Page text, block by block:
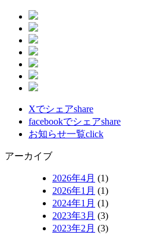
Xでシェアshare
facebookでシェアshare
お知らせ一覧click
アーカイブ
2026年4月 (1)
2026年1月 (1)
2024年1月 (1)
2023年3月 (3)
2023年2月 (3)